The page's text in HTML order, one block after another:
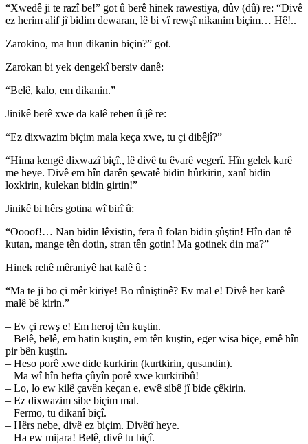
“Xwedê ji te razî be!” got û berê hinek rawestiya, dûv (dû) re: “Divê
ez herim alif jî bidim dewaran, lê bi vî rewşî nikanim biçim… Hê!..
Zarokino, ma hun dikanin biçin?” got.
Zarokan bi yek dengekî bersiv danê:
“Belê, kalo, em dikanin.”
Jinikê berê xwe da kalê reben û jê re:
“Ez dixwazim biçim mala keça xwe, tu çi dibêjî?”
“Hima kengê dixwazî biçî., lê divê tu êvarê vegerî. Hîn gelek karê
me heye. Divê em hîn darên şewatê bidin hûrkirin, xanî bidin
loxkirin, kulekan bidin girtin!”
Jinikê bi hêrs gotina wî birî û:
“Oooof!… Nan bidin lêxistin, fera û folan bidin şûştin! Hîn dan tê
kutan, mange tên dotin, stran tên gotin! Ma gotinek din ma?”
Hinek rehê mêraniyê hat kalê û :
“Ma te ji bo çi mêr kiriye! Bo rûniştinê? Ev mal e! Divê her karê
malê bê kirin.”
– Ev çi rewş e! Em heroj tên kuştin.
– Belê, belê, em hatin kuştin, em tên kuştin, eger wisa biçe, emê hîn
pir bên kuştin.
– Heso porê xwe dide kurkirin (kurtkirin, qusandin).
– Ma wî hîn hefta çûyîn porê xwe kurkiribû!
– Lo, lo ew kilê çavên keçan e, ewê sibê jî bide çêkirin.
– Ez dixwazim sibe biçim mal.
– Fermo, tu dikanî biçî.
– Hêrs nebe, divê ez biçim. Divêtî heye.
– Ha ew mijara! Belê, divê tu biçî.